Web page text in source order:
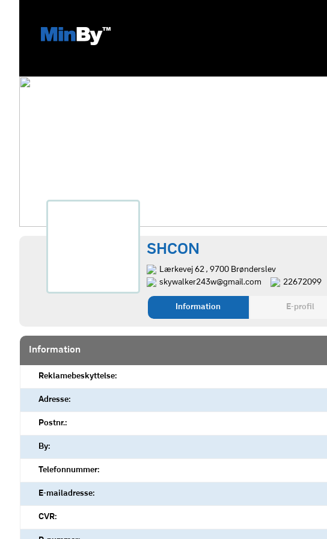
SHCON
Lærkevej 62 , 9700 Brønderslev
skywalker243w@gmail.com
22672099
Information E-profil
Information
Reklamebeskyttelse:
Adresse:
Postnr.:
By:
Telefonnummer:
E-mailadresse:
CVR: